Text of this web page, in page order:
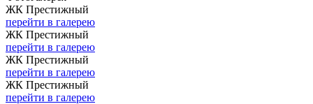
ЖК Престижный
перейти в галерею
ЖК Престижный
перейти в галерею
ЖК Престижный
перейти в галерею
ЖК Престижный
перейти в галерею